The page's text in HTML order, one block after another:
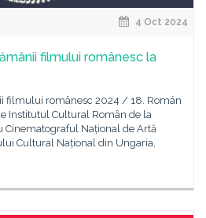
4 Oct 2024
filmului românesc la
filmului românesc 2024 / 18. Román
Institutul Cultural Român de la
Cinematograful Național de Artă
Cultural Național din Ungaria,